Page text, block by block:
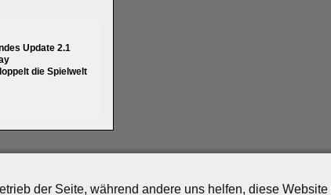
Update 2.1
die Spielwelt
der Seite, während andere uns helfen, diese